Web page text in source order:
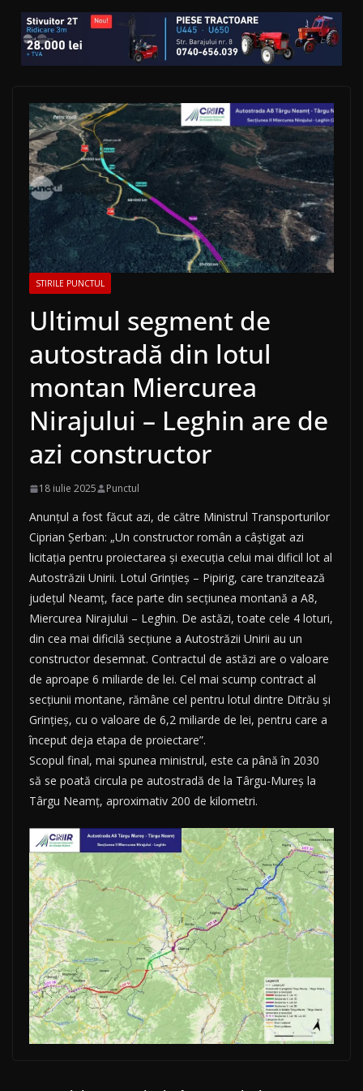
STIRILE PUNCTUL
Ultimul segment de
autostradă din lotul
montan Miercurea
Nirajului – Leghin are de
azi constructor
18 iulie 2025 Punctul
Anunțul a fost făcut azi, de către Ministrul Transporturilor
Ciprian Șerban: „Un constructor român a câștigat azi
licitația pentru proiectarea și execuția celui mai dificil lot al
Autostrăzii Unirii. Lotul Grințieș – Pipirig, care tranzitează
județul Neamț, face parte din secțiunea montană a A8,
Miercurea Nirajului – Leghin. De astăzi, toate cele 4 loturi,
din cea mai dificilă secțiune a Autostrăzii Unirii au un
constructor desemnat. Contractul de astăzi are o valoare
de aproape 6 miliarde de lei. Cel mai scump contract al
secțiunii montane, rămâne cel pentru lotul dintre Ditrău și
Grințieș, cu o valoare de 6,2 miliarde de lei, pentru care a
început deja etapa de proiectare”.
Scopul final, mai spunea ministrul, este ca până în 2030
să se poată circula pe autostradă de la Târgu-Mureș la
Târgu Neamț, aproximativ 200 de kilometri.